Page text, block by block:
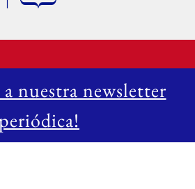
a nuestra newsletter
periódica!